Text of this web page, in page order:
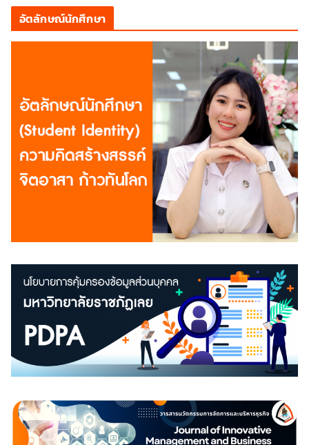
อัตลักษณ์นักศึกษา